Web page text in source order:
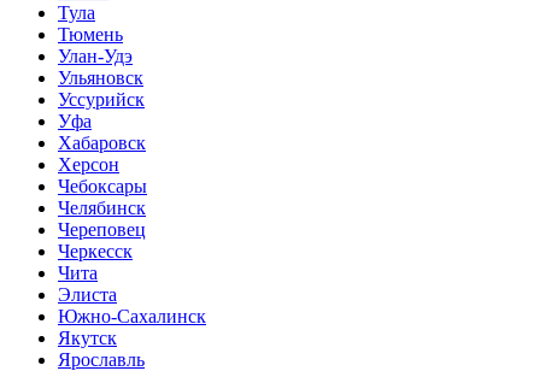
Тула
Тюмень
Улан-Удэ
Ульяновск
Уссурийск
Уфа
Хабаровск
Херсон
Чебоксары
Челябинск
Череповец
Черкесск
Чита
Элиста
Южно-Сахалинск
Якутск
Ярославль